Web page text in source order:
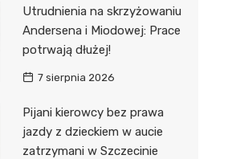
Utrudnienia na skrzyżowaniu
Andersena i Miodowej: Prace
potrwają dłużej!
7 sierpnia 2026
Pijani kierowcy bez prawa
jazdy z dzieckiem w aucie
zatrzymani w Szczecinie